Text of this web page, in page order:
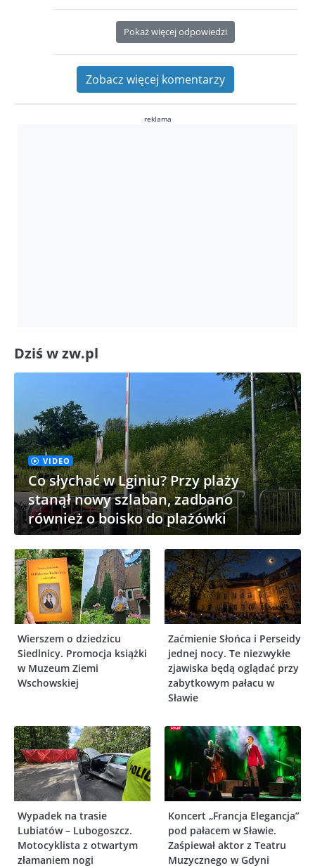
Pokaż więcej odpowiedzi
Zobacz więcej komentarzy
reklama
Dziś w zw.pl
VIDEO
Co słychać w Lginiu? Przy plaży
stanął nowy szlaban, zadbano
również o boisko do plażówki
Wierszem o dziedzicu
Siedlnicy. Promocja książki
w Muzeum Ziemi
Wschowskiej
Zaćmienie Słońca i Perseidy
jednej nocy. Te niezwykłe
zjawiska będą oglądać przy
zabytkowym pałacu w
Sławie
Wypadek na trasie
Lubiatów – Lubogoszcz.
Motocyklista z otwartym
złamaniem nogi
Koncert „Francja Elegancja”
pod pałacem w Sławie.
Zaśpiewał aktor z Teatru
Muzycznego w Gdyni